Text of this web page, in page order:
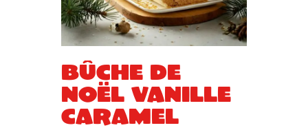
Bûche de
Noël vanille
caramel